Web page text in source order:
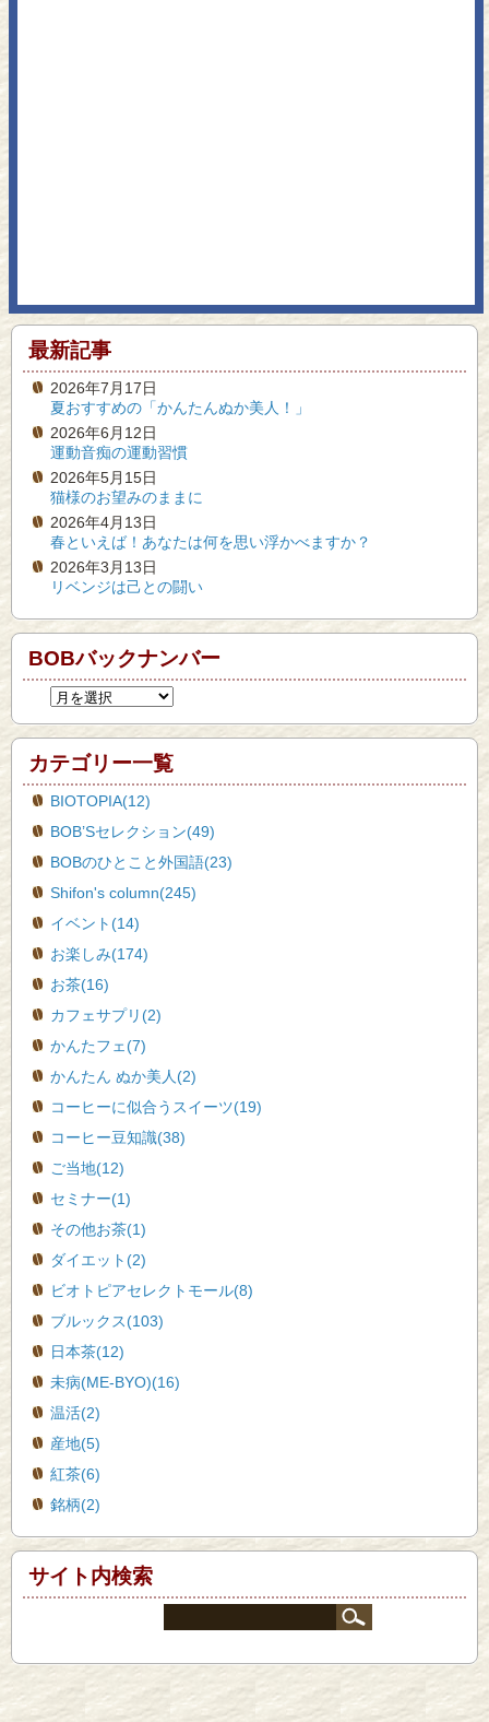
最新記事
2026年7月17日
夏おすすめの「かんたんぬか美人！」
2026年6月12日
運動音痴の運動習慣
2026年5月15日
猫様のお望みのままに
2026年4月13日
春といえば！あなたは何を思い浮かべますか？
2026年3月13日
リベンジは己との闘い
BOBバックナンバー
カテゴリー一覧
BIOTOPIA(12)
BOB’Sセレクション(49)
BOBのひとこと外国語(23)
Shifon's column(245)
イベント(14)
お楽しみ(174)
お茶(16)
カフェサプリ(2)
かんたフェ(7)
かんたん ぬか美人(2)
コーヒーに似合うスイーツ(19)
コーヒー豆知識(38)
ご当地(12)
セミナー(1)
その他お茶(1)
ダイエット(2)
ビオトピアセレクトモール(8)
ブルックス(103)
日本茶(12)
未病(ME-BYO)(16)
温活(2)
産地(5)
紅茶(6)
銘柄(2)
サイト内検索